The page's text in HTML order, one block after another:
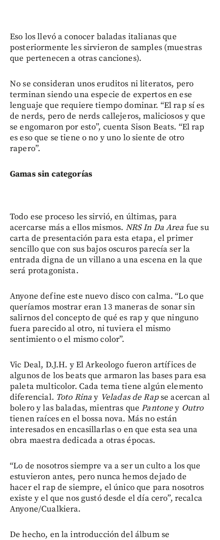
Eso los llevó a conocer baladas italianas que
posteriormente les sirvieron de samples (muestras
que pertenecen a otras canciones).
No se consideran unos eruditos ni literatos, pero
terminan siendo una especie de expertos en ese
lenguaje que requiere tiempo dominar. “El rap sí es
de nerds, pero de nerds callejeros, maliciosos y que
se engomaron por esto”, cuenta Sison Beats. “El rap
es eso que se tiene o no y uno lo siente de otro
rapero”.
Gamas sin categorías
Todo ese proceso les sirvió, en últimas, para
acercarse más a ellos mismos. NRS In Da Area fue su
carta de presentación para esta etapa, el primer
sencillo que con sus bajos oscuros parecía ser la
entrada digna de un villano a una escena en la que
será protagonista.
Anyone define este nuevo disco con calma. “Lo que
queríamos mostrar eran 13 maneras de sonar sin
salirnos del concepto de qué es rap y que ninguno
fuera parecido al otro, ni tuviera el mismo
sentimiento o el mismo color”.
Vic Deal, D.J.H. y El Arkeologo fueron artífices de
algunos de los beats que armaron las bases para esa
paleta multicolor. Cada tema tiene algún elemento
diferencial. Toto Rinay Veladas de Rapse acercan al
bolero y las baladas, mientras quePantoney Outro
tienen raíces en el bossa nova. Más no están
interesados en encasillarlas o en que esta sea una
obra maestra dedicada a otras épocas.
“Lo de nosotros siempre va a ser un culto a los que
estuvieron antes, pero nunca hemos dejado de
hacer el rap de siempre, el único que para nosotros
existe y el que nos gustó desde el día cero”, recalca
Anyone/Cualkiera.
De hecho, en la introducción del álbum se